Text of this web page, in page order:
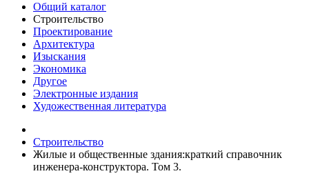
Общий каталог
Строительство
Проектирование
Архитектура
Изыскания
Экономика
Другое
Электронные издания
Художественная литература
Строительство
Жилые и общественные здания:краткий справочник
инженера-конструктора. Том 3.